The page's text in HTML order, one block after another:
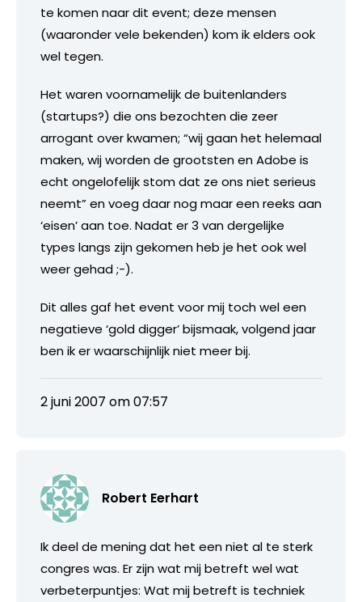
te komen naar dit event; deze mensen
(waaronder vele bekenden) kom ik elders ook
wel tegen.
Het waren voornamelijk de buitenlanders
(startups?) die ons bezochten die zeer
arrogant over kwamen; “wij gaan het helemaal
maken, wij worden de grootsten en Adobe is
echt ongelofelijk stom dat ze ons niet serieus
neemt” en voeg daar nog maar een reeks aan
‘eisen’ aan toe. Nadat er 3 van dergelijke
types langs zijn gekomen heb je het ook wel
weer gehad ;-).
Dit alles gaf het event voor mij toch wel een
negatieve ‘gold digger’ bijsmaak, volgend jaar
ben ik er waarschijnlijk niet meer bij.
2 juni 2007 om 07:57
Robert Eerhart
Ik deel de mening dat het een niet al te sterk
congres was. Er zijn wat mij betreft wel wat
verbeterpuntjes: Wat mij betreft is techniek